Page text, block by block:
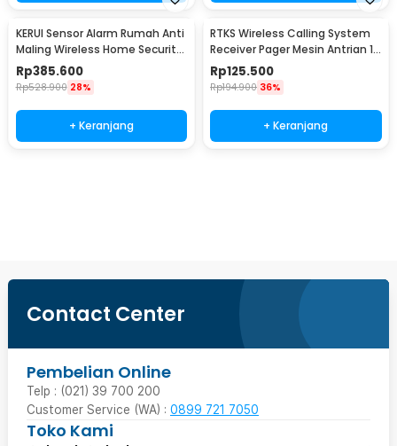
KERUI Sensor Alarm Rumah Anti
Maling Wireless Home Security
120dB - S1
Rp385.600
Rp528.900 28%
+ Keranjang
RTKS Wireless Calling System
Receiver Pager Mesin Antrian 1
PCS - SU-668
Rp125.500
Rp194.900 36%
+ Keranjang
Contact Center
Pembelian Online
Telp : (021) 39 700 200
Customer Service (WA) : 0899 721 7050
Toko Kami